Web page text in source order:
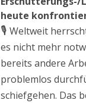
heute
🎙️Weltweit
es nicht mehr
bereits andere
problemlos
schiefgehen. Das